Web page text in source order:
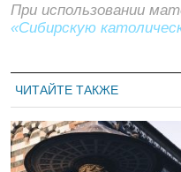
При использовании
«Сибирскую
ЧИТАЙТЕ ТАКЖЕ